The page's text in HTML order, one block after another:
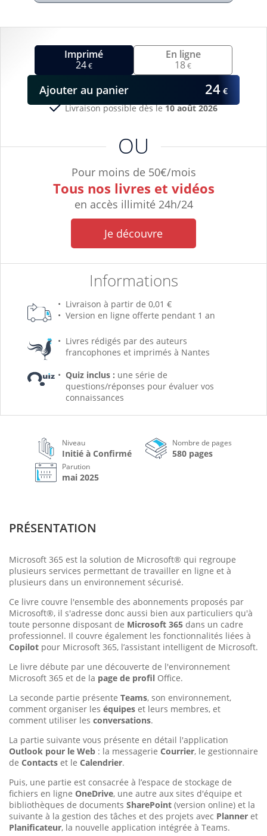
Imprimé
24€
OU
Pour moins de 50€/mois
Tous nos livres et vidéos
en accès illimité 24h/24
Je découvre
Informations
Livraison possible dès le10 août 2026
Livraison à partir de 0,01 €
Version en ligne offerte pendant 1 an
Livres rédigés par des auteurs
francophones et imprimés à Nantes
Quiz inclus : une série de
questions/réponses pour évaluer vos
connaissances
En ligne
18€
Ajouter au panier 24 €
Niveau
Initié à Confirmé
Nombre de pages
580 pages
Parution
mai 2025
PRÉSENTATION
Microsoft 365 est la solution de Microsoft® qui regroupe
plusieurs services permettant de travailler en ligne et à
plusieurs dans un environnement sécurisé.
Ce livre couvre l'ensemble des abonnements proposés par
Microsoft®, il s'adresse donc aussi bien aux particuliers qu'à
toute personne disposant de Microsoft 365 dans un cadre
professionnel. Il couvre également les fonctionnalités liées à
Copilot pour Microsoft 365, l’assistant intelligent de Microsoft.
Le livre débute par une découverte de l'environnement
Microsoft 365 et de la page de profil Office.
La seconde partie présente Teams, son environnement,
comment organiser les équipes et leurs membres, et
comment utiliser les conversations.
La partie suivante vous présente en détail l'application
Outlook pour le Web : la messagerie Courrier, le gestionnaire
de Contacts et le Calendrier.
Puis, une partie est consacrée à l’espace de stockage de
fichiers en ligne OneDrive, une autre aux sites d'équipe et
bibliothèques de documents SharePoint (version online) et la
suivante à la gestion des tâches et des projets avec Planner et
Planificateur, la nouvelle application intégrée à Teams.